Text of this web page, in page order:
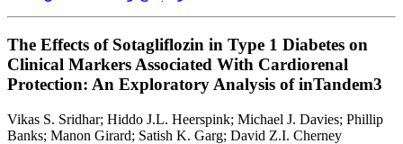
The Effects of Sotagliflozin in Type 1 Diabetes on
Clinical Markers Associated With Cardiorenal
Protection: An Exploratory Analysis of inTandem3
Vikas S. Sridhar; Hiddo J.L. Heerspink; Michael J. Davies; Phillip
Banks; Manon Girard; Satish K. Garg; David Z.I. Cherney